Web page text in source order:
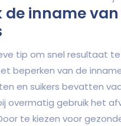
de inname
tip om snel resultaat
beperken van de
en suikers bevatten
overmatig gebruik het
te kiezen voor